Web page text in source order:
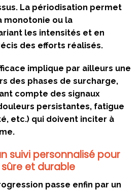
La périodisation permet
monotonie ou la
les intensités et en
des efforts réalisés.
implique par ailleurs une
des phases de surcharge,
compte des signaux
persistantes, fatigue
etc.) qui doivent inciter à
suivi personnalisé pour
et durable
passe enfin par un